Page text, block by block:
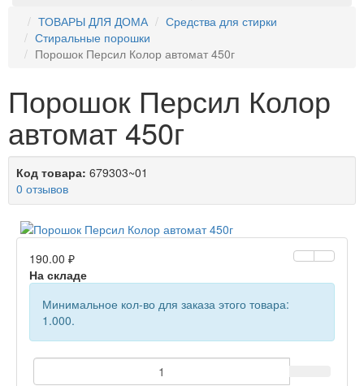
ТОВАРЫ ДЛЯ ДОМА
Средства для стирки
Стиральные порошки
Порошок Персил Колор автомат 450г
Порошок Персил Колор
автомат 450г
Код товара: 679303~01
0 отзывов
190.00 ₽
На складе
Минимальное кол-во для заказа этого товара:
1.000.